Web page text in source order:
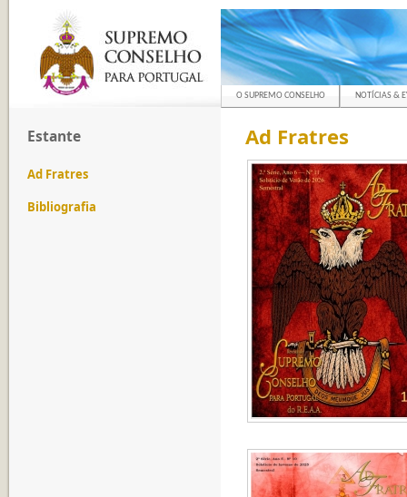
O SUPREMO CONSELHO NOTÍCIAS &
Estante
Ad Fratres
Bibliografia
Ad Fratres